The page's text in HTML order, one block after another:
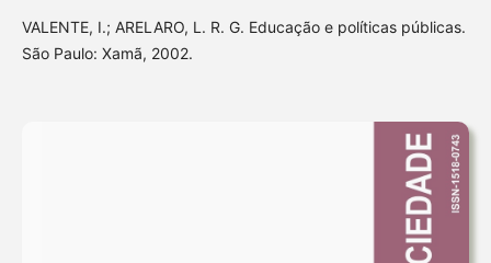
VALENTE, I.; ARELARO, L. R. G. Educação e políticas públicas.
São Paulo: Xamã, 2002.